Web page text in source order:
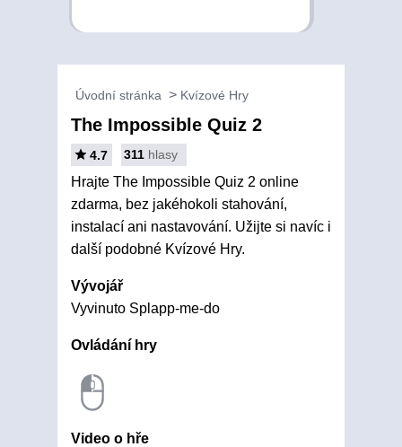
Úvodní stránka Kvízové Hry
The Impossible Quiz 2
4.7 311 hlasy
Hrajte The Impossible Quiz 2 online
zdarma, bez jakéhokoli stahování,
instalací ani nastavování. Užijte si navíc i
další podobné Kvízové Hry.
Vývojář
Vyvinuto Splapp-me-do
Ovládání hry
Video o hře